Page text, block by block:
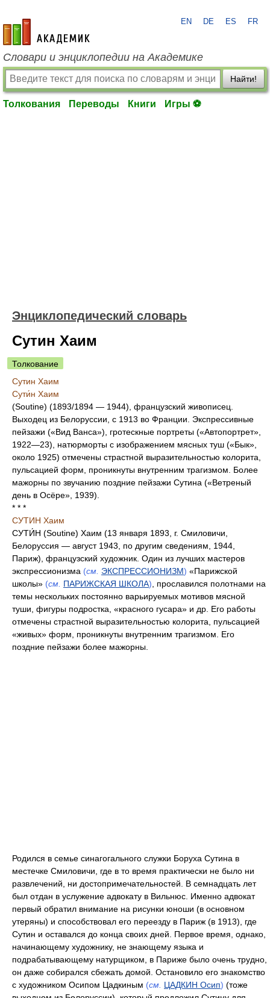
academic.ru
EN DE ES FR
Словари и энциклопедии на Академике
Найти!
Толкования Переводы Книги Игры ⚽
Энциклопедический словарь
Сутин Хаим
Толкование
Сутин Хаим
Сути́н Хаим
(Soutine) (1893/1894 — 1944), французский живописец.
Выходец из Белоруссии, с 1913 во Франции. Экспрессивные
пейзажи («Вид Ванса»), гротескные портреты («Автопортрет»,
1922—23), натюрморты с изображением мясных туш («Бык»,
около 1925) отмечены страстной выразительностью колорита,
пульсацией форм, проникнуты внутренним трагизмом. Более
мажорны по звучанию поздние пейзажи Сутина («Ветреный
день в Осёре», 1939).
* * *
СУТИН Хаим
СУТИ́Н (Soutine) Хаим (13 января 1893, г. Смиловичи,
Белоруссия — август 1943, по другим сведениям, 1944,
Париж), французский художник. Один из лучших мастеров
экспрессионизма (см. ЭКСПРЕССИОНИЗМ) «Парижской
школы» (см. ПАРИЖСКАЯ ШКОЛА) , прославился полотнами на
темы нескольких постоянно варьируемых мотивов мясной
туши, фигуры подростка, «красного гусара» и др. Его работы
отмечены страстной выразительностью колорита, пульсацией
«живых» форм, проникнуты внутренним трагизмом. Его
поздние пейзажи более мажорны.
Родился в семье синагогального служки Боруха Сутина в
местечке Смиловичи, где в то время практически не было ни
развлечений, ни достопримечательностей. В семнадцать лет
был отдан в услужение адвокату в Вильнюс. Именно адвокат
первый обратил внимание на рисунки юноши (в основном
утеряны) и способствовал его переезду в Париж (в 1913), где
Сутин и оставался до конца своих дней. Первое время, однако,
начинающему художнику, не знающему языка и
подрабатывающему натурщиком, в Париже было очень трудно,
он даже собирался сбежать домой. Остановило его знакомство
с художником Осипом Цадкиным (см. ЦАДКИН Осип) (тоже